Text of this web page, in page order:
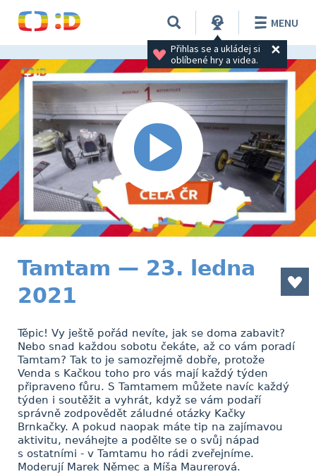
Přihlas se a ukládej si
oblíbené hry a videa.
MENU
Tamtam — 23. ledna
2021
Těpic! Vy ještě pořád nevíte, jak se doma zabavit?
Nebo snad každou sobotu čekáte, až co vám poradí
Tamtam? Tak to je samozřejmě dobře, protože
Venda s Kačkou toho pro vás mají každý týden
připraveno fůru. S Tamtamem můžete navíc každý
týden i soutěžit a vyhrát, když se vám podaří
správně zodpovědět záludné otázky Kačky
Brnkačky. A pokud naopak máte tip na zajímavou
aktivitu, neváhejte a podělte se o svůj nápad
s ostatními - v Tamtamu ho rádi zveřejníme.
Moderují Marek Němec a Míša Maurerová.